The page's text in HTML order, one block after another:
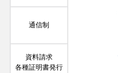
通信制
資料請求
各種証明書発行